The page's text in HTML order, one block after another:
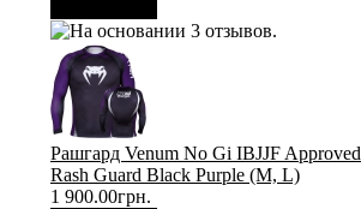
Рашгард Venum No Gi IBJJF Approved
Rash Guard Black Purple (М, L)
1 900.00грн.